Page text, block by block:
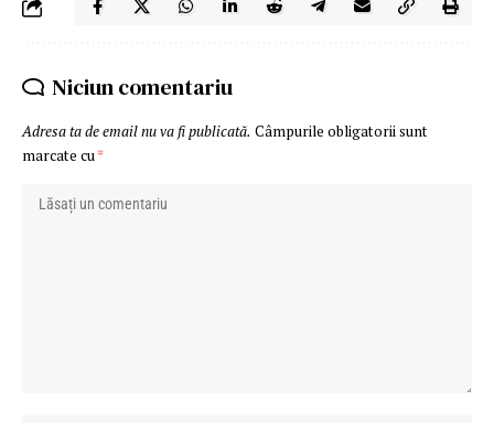
Niciun comentariu
Adresa ta de email nu va fi publicată. Câmpurile obligatorii sunt
marcate cu*